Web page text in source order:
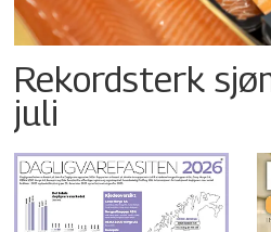
Rekordsterk
juli